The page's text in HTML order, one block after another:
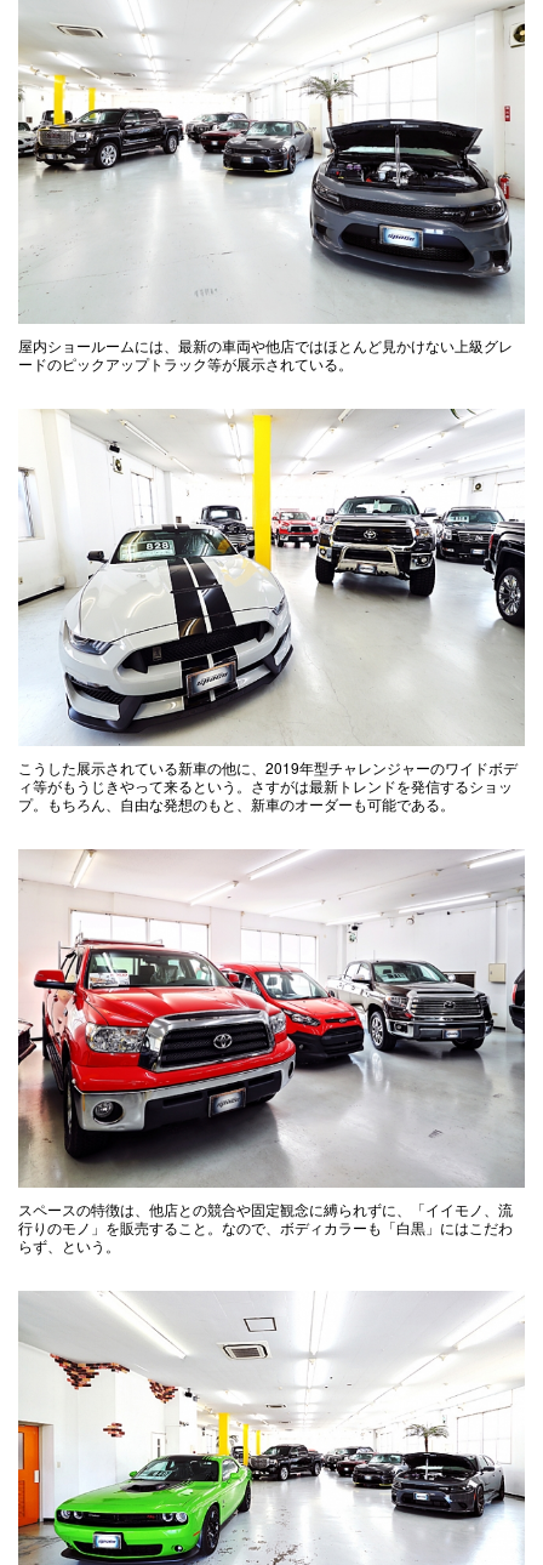
屋内ショールームには、最新の車両や他店ではほとんど見かけない上級グレ
ードのピックアップトラック等が展示されている。
こうした展示されている新車の他に、2019年型チャレンジャーのワイドボデ
ィ等がもうじきやって来るという。さすがは最新トレンドを発信するショッ
プ。もちろん、自由な発想のもと、新車のオーダーも可能である。
スペースの特徴は、他店との競合や固定観念に縛られずに、「イイモノ、流
行りのモノ」を販売すること。なので、ボディカラーも「白黒」にはこだわ
らず、という。